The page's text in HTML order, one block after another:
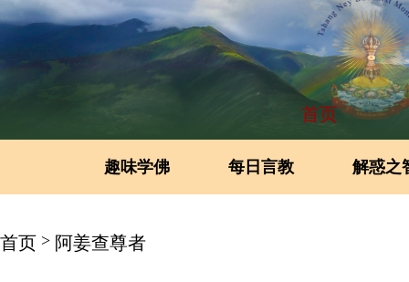
首页
趣味学佛 每日言教 解惑之
首页 > 阿姜查尊者